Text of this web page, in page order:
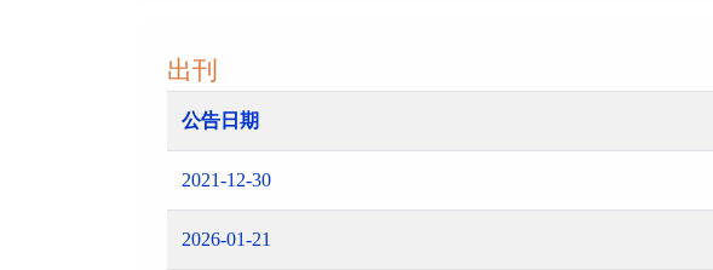
出刊
公告日期
2021-12-30
2026-01-21